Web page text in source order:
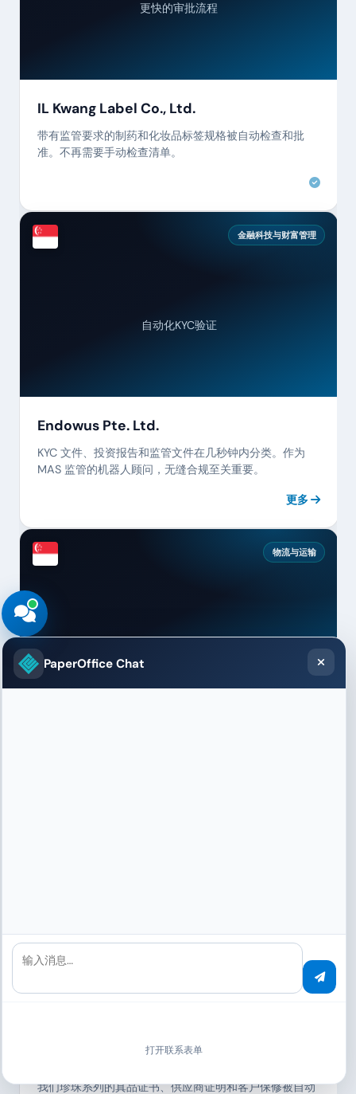
更快的审批流程
IL Kwang Label Co., Ltd.
带有监管要求的制药和化妆品标签规格被自动检查和批
准。不再需要手动检查清单。
金融科技与财富管理
自动化KYC验证
Endowus Pte. Ltd.
KYC 文件、投资报告和监管文件在几秒钟内分类。作为
MAS 监管的机器人顾问，无缝合规至关重要。
更多
物流与运输
Selberan Sdn Bhd
我们珍珠系列的真品证书、供应商证明和客户保修被自动
PaperOffice Chat
输入消息…
打开联系表单